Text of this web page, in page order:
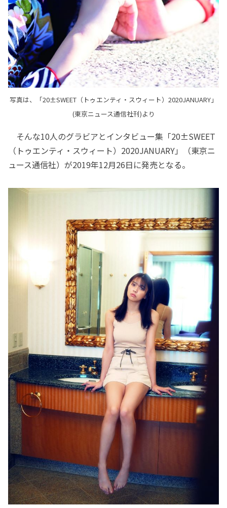
写真は、「20±SWEET（トゥエンティ・スウィート）2020JANUARY」
(東京ニュース通信社刊)より
そんな10人のグラビアとインタビュー集「20±SWEET
（トゥエンティ・スウィート）2020JANUARY」（東京ニ
ュース通信社）が2019年12月26日に発売となる。